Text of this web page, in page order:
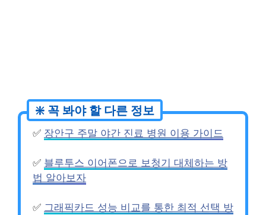
✅ 장안구 주말 야간 진료 병원 이용 가이드
✅ 블루투스 이어폰으로 보청기 대체하는 방
법 알아보자
✅ 그래픽카드 성능 비교를 통한 최적 선택 방